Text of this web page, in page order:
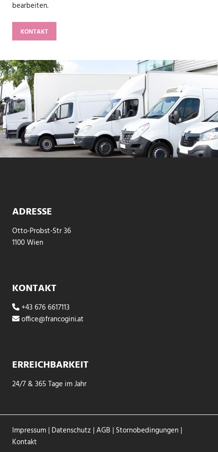
bearbeiten.
KONTAKT
ADRESSE
Otto-Probst-Str 36
1100 Wien
KONTAKT
 +43 676 6617113
 office@francogini.at
ERREICHBARKEIT
24/7 & 365 Tage im Jahr
Impressum | Datenschutz |AGB | Stornobedingungen |
Kontakt